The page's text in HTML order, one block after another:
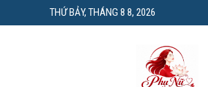
THỨ BẢY, THÁNG 8 8, 2026
Phụ
nữ
hiện